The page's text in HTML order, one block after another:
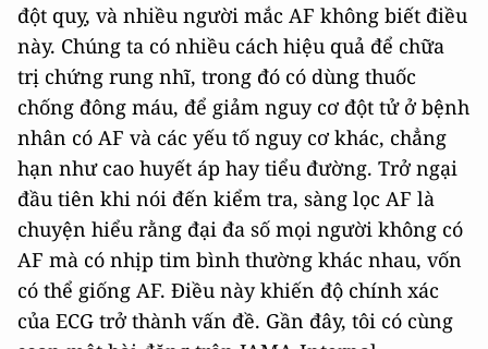
đột quỵ, và nhiều người mắc AF không biết điều
này. Chúng ta có nhiều cách hiệu quả để chữa
trị chứng rung nhĩ, trong đó có dùng thuốc
chống đông máu, để giảm nguy cơ đột tử ở bệnh
nhân có AF và các yếu tố nguy cơ khác, chẳng
hạn như cao huyết áp hay tiểu đường. Trở ngại
đầu tiên khi nói đến kiểm tra, sàng lọc AF là
chuyện hiểu rằng đại đa số mọi người không có
AF mà có nhịp tim bình thường khác nhau, vốn
có thể giống AF. Điều này khiến độ chính xác
của ECG trở thành vấn đề. Gần đây, tôi có cùng